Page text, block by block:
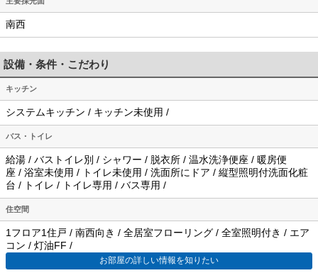
南西
設備・条件・こだわり
キッチン
システムキッチン / キッチン未使用 /
バス・トイレ
給湯 / バストイレ別 / シャワー / 脱衣所 / 温水洗浄便座 / 暖房便
座 / 浴室未使用 / トイレ未使用 / 洗面所にドア / 縦型照明付洗面化粧
台 / トイレ / トイレ専用 / バス専用 /
住空間
1フロア1住戸 / 南西向き / 全居室フローリング / 全室照明付き / エア
コン / 灯油FF /
お部屋の詳しい情報を知りたい